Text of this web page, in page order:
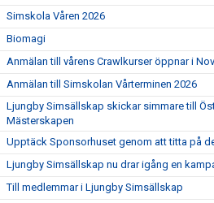
Simskola Våren 2026
Biomagi
Anmälan till vårens Crawlkurser öppnar i
Anmälan till Simskolan Vårterminen 2026
Ljungby Simsällskap skickar simmare till
Mästerskapen
Upptäck Sponsorhuset genom att titta på
Ljungby Simsällskap nu drar igång en
Till medlemmar i Ljungby Simsällskap